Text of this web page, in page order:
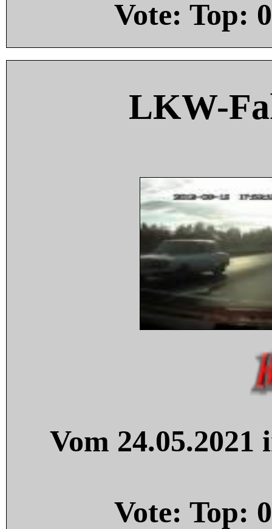
Vote: Top: 0
LKW-
Vom
Vote: Top: 0